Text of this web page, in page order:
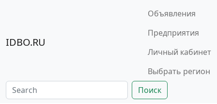
IDBO.RU
Объявления
Предприятия
Личный кабинет
Выбрать регион
Поиск